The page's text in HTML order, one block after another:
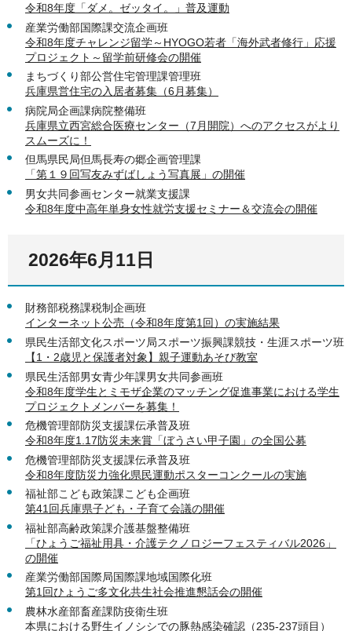
令和8年度「ダメ。ゼッタイ。」普及運動
産業労働部国際課交流企画班
令和8年度チャレンジ留学～HYOGO若者「海外武者修行」応援
プロジェクト～留学前研修会の開催
まちづくり部公営住宅管理課管理班
兵庫県営住宅の入居者募集（6月募集）
病院局企画課病院整備班
兵庫県立西宮総合医療センター（7月開院）へのアクセスがより
スムーズに！
但馬県民局但馬長寿の郷企画管理課
「第１９回写友みずばしょう写真展」の開催
男女共同参画センター就業支援課
令和8年度中高年単身女性就労支援セミナー＆交流会の開催
2026年6月11日
財務部税務課税制企画班
インターネット公売（令和8年度第1回）の実施結果
県民生活部文化スポーツ局スポーツ振興課競技・生涯スポーツ班
【1・2歳児と保護者対象】親子運動あそび教室
県民生活部男女青少年課男女共同参画班
令和8年度学生とミモザ企業のマッチング促進事業における学生
プロジェクトメンバーを募集！
危機管理部防災支援課伝承普及班
令和8年度1.17防災未来賞「ぼうさい甲子園」の全国公募
危機管理部防災支援課伝承普及班
令和8年度防災力強化県民運動ポスターコンクールの実施
福祉部こども政策課こども企画班
第41回兵庫県子ども・子育て会議の開催
福祉部高齢政策課介護基盤整備班
「ひょうご福祉用具・介護テクノロジーフェスティバル2026」
の開催
産業労働部国際局国際課地域国際化班
第1回ひょうご多文化共生社会推進懇話会の開催
農林水産部畜産課防疫衛生班
本県における野生イノシシでの豚熱感染確認（235-237頭目）